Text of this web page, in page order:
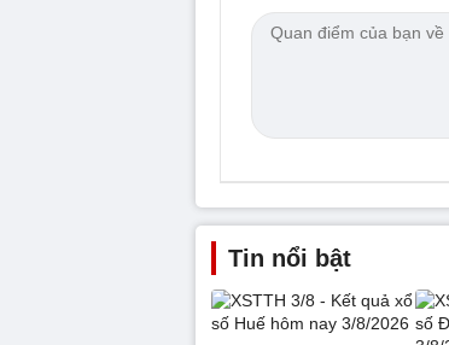
Tin nổi bật